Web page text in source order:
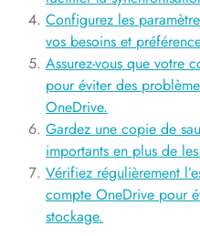
Configurez les
vos besoins et
Assurez-vous que votre
pour éviter des
OneDrive.
Gardez une copie de
importants en plus de
Vérifiez régulièrement
compte OneDrive pour
stockage.